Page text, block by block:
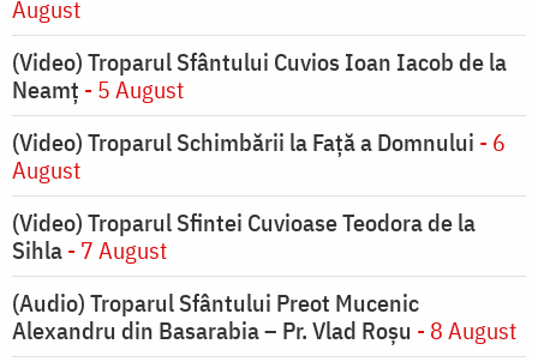
August
(Video) Troparul Sfântului Cuvios Ioan Iacob de la
Neamț - 5 August
(Video) Troparul Schimbării la Față a Domnului - 6
August
(Video) Troparul Sfintei Cuvioase Teodora de la
Sihla- 7 August
(Audio) Troparul Sfântului Preot Mucenic
Alexandru din Basarabia – Pr. Vlad Roșu - 8 August